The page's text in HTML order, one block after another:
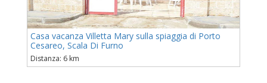
Casa vacanza Villetta Mary sulla spiaggia di Porto
Cesareo, Scala Di Furno
Distanza: 6 km